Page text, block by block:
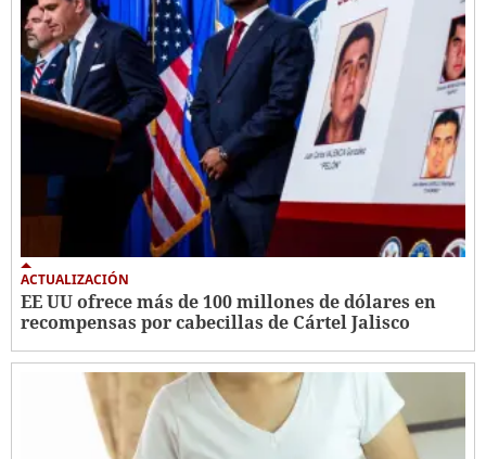
ACTUALIZACIÓN
EE UU ofrece más de 100 millones de dólares en
recompensas por cabecillas de Cártel Jalisco